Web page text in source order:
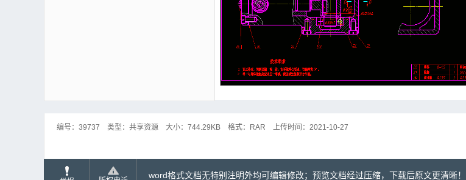
编号： 39737 类型： 共享资源 大小： 744.29KB 格式： RAR 上传时间： 2021-10-27
word格式文档无特别注明外均可编辑修改；预览文档经过压缩，下载后原文更清晰！